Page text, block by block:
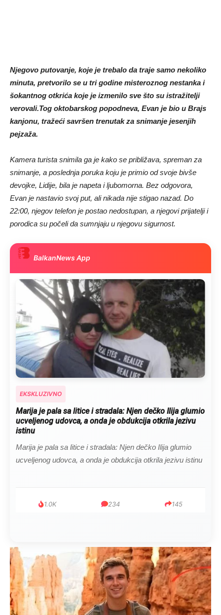
Njegovo putovanje, koje je trebalo da traje samo nekoliko
minuta, pretvorilo se u tri godine misteroznog nestanka i
šokantnog otkrića koje je izmenilo sve što su istražitelji
verovali.Tog oktobarskog popodneva, Evan je bio u Brajs
kanjonu, tražeći savršen trenutak za snimanje jesenjih
pejzaža.
Kamera turista snimila ga je kako se približava, spreman za
snimanje, a poslednja poruka koju je primio od svoje bivše
devojke, Lidije, bila je napeta i ljubomorna. Bez odgovora,
Evan je nastavio svoj put, ali nikada nije stigao nazad. Do
22:00, njegov telefon je postao nedostupan, a njegovi prijatelji i
porodica su počeli da sumnjaju u njegovu sigurnost.
BalkanNews App
EKSKLUZIVNO
Kad se Marin suprug razbolio ona ga kupala, pelene
mu mijenjala: Jedno jutro je poslao po čokoladu..
mijenjala: Jedno jutro je poslao po čokoladu..